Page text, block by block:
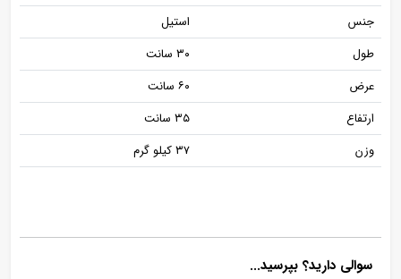
جنس
استیل
طول
۳۰ سانت
عرض
۶۰ سانت
ارتفاع
۳۵ سانت
وزن
۳۷ کیلو گرم
سوالی دارید؟ بپرسید...